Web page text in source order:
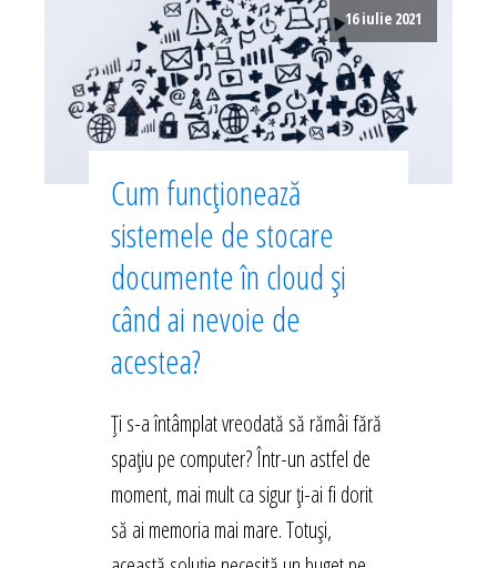
16 iulie 2021
Cum funcționează
sistemele de stocare
documente în cloud și
când ai nevoie de
acestea?
Ți s-a întâmplat vreodată să rămâi fără
spațiu pe computer? Într-un astfel de
moment, mai mult ca sigur ți-ai fi dorit
să ai memoria mai mare. Totuși,